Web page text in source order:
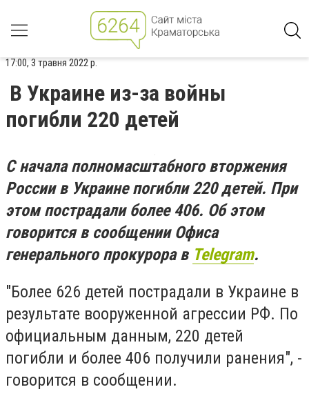
17:00, 3 травня 2022 р.
В Украине из-за войны
погибли 220 детей
С начала полномасштабного вторжения
России в Украине погибли 220 детей. При
этом пострадали более 406. Об этом
говорится в сообщении Офиса
генерального прокурора в Telegram.
"Более 626 детей пострадали в Украине в
результате вооруженной агрессии РФ. По
официальным данным, 220 детей
погибли и более 406 получили ранения", -
говорится в сообщении.